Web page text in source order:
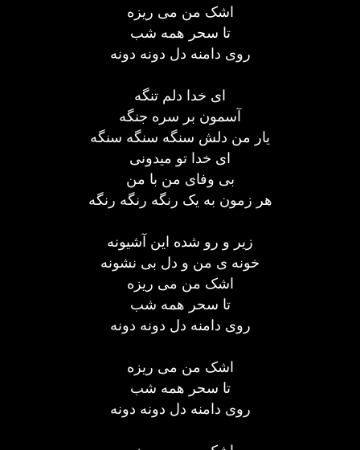
اشک من می ریزه
تا سحر همه شب
روی دامنه دل دونه دونه
ای خدا دلم تنگه
آسمون بر سره جنگه
یار من دلش سنگه سنگه سنگه
ای خدا تو میدونی
بی وفای من با من
هر زمون به یک رنگه رنگه رنگه
زیر و رو شده این آشیونه
خونه ی من و دل بی نشونه
اشک من می ریزه
تا سحر همه شب
روی دامنه دل دونه دونه
اشک من می ریزه
تا سحر همه شب
روی دامنه دل دونه دونه